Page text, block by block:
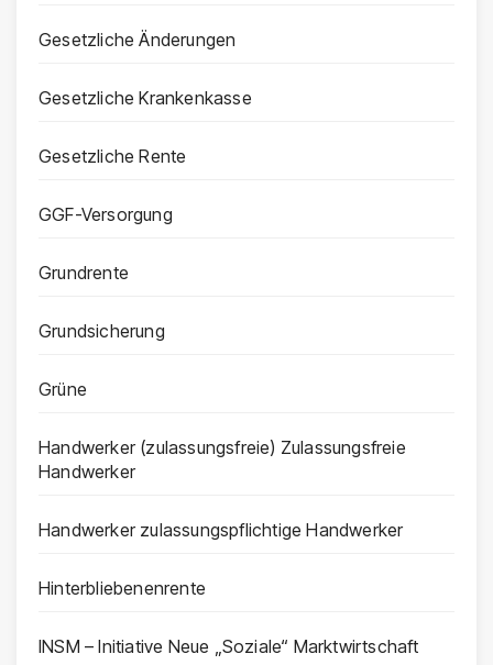
Gesetzliche Änderungen
Gesetzliche Krankenkasse
Gesetzliche Rente
GGF-Versorgung
Grundrente
Grundsicherung
Grüne
Handwerker (zulassungsfreie) Zulassungsfreie
Handwerker
Handwerker zulassungspflichtige Handwerker
Hinterbliebenenrente
INSM – Initiative Neue „Soziale“ Marktwirtschaft